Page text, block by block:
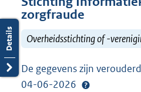
zorgfraude
Overheidsstichting of -
De gegevens zijn
04-06-2026